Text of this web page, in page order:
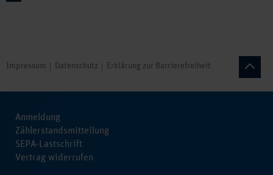
Impressum Datenschutz Erklärung zur Barrierefreiheit
Anmeldung
Zählerstandsmitteilung
SEPA-Lastschrift
Vertrag widerrufen